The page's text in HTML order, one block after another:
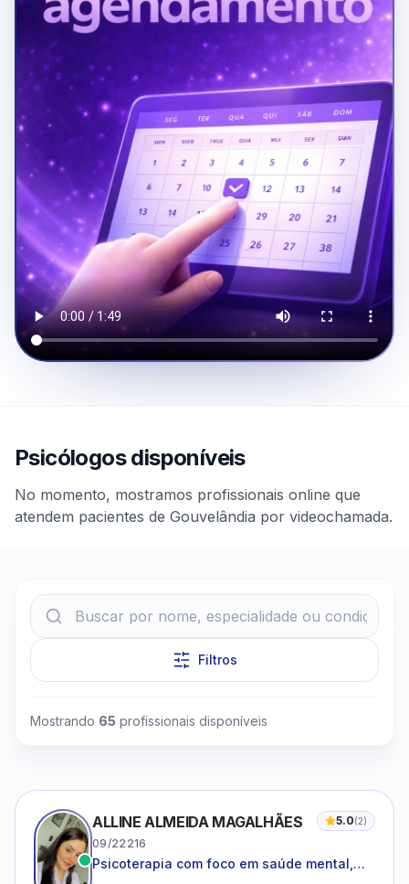
Clique para assistir
Psicólogos disponíveis
No momento, mostramos profissionais online que
atendem pacientes de Gouvelândia por videochamada.
Filtros
Mostrando 65 profissionais disponíveis
ALLINE ALMEIDA MAGALHÃES 5.0(2)
09/22216
Psicoterapia com foco em saúde mental,